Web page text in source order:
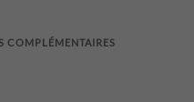
COMPLÉMENTAIRES